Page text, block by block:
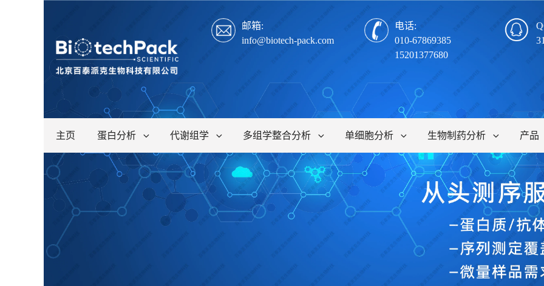
邮箱:
info@biotech-pack.com
电话:
010-67869385
15201377680
主页 蛋白分析 代谢组学 多组学整合分析 单细胞分析 生物制药分析 产品